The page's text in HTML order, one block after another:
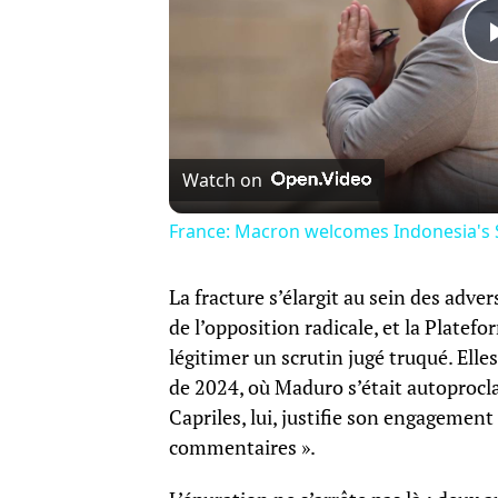
Watch on
France: Macron welcomes Indonesia's
La fracture s’élargit au sein des
de l’opposition radicale, et la
légitimer un scrutin jugé truqué.
de 2024, où Maduro s’était
Capriles, lui, justifie son
commentaires ».